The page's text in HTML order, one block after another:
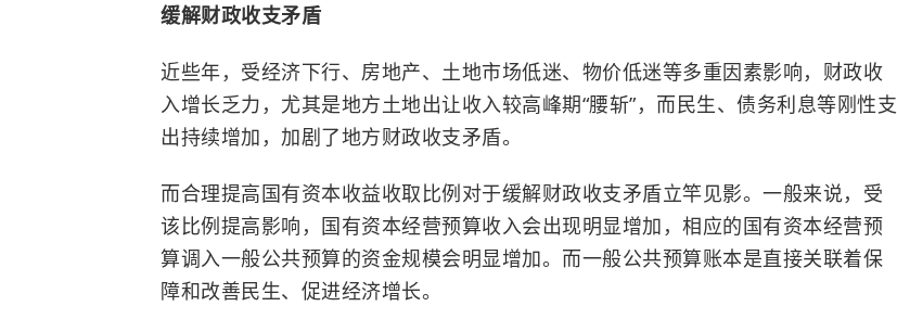
缓解财政收支矛盾
近些年，受经济下行、房地产、土地市场低迷、物价低迷等多重因素影响，财政收
入增长乏力，尤其是地方土地出让收入较高峰期“腰斩”，而民生、债务利息等刚性支
出持续增加，加剧了地方财政收支矛盾。
而合理提高国有资本收益收取比例对于缓解财政收支矛盾立竿见影。一般来说，受
该比例提高影响，国有资本经营预算收入会出现明显增加，相应的国有资本经营预
算调入一般公共预算的资金规模会明显增加。而一般公共预算账本是直接关联着保
障和改善民生、促进经济增长。